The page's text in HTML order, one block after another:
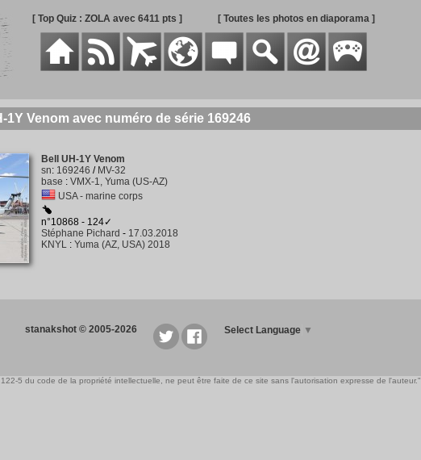
[ Top Quiz : ZOLA avec 6411 pts ] [ Toutes les photos en diaporama ]
1Y Venom avec numéro de série 169246
Bell UH-1Y Venom
sn: 169246 / MV-32
base : VMX-1, Yuma (US-AZ)
USA - marine corps
n°10868 - 124✓
Stéphane Pichard - 17.03.2018
KNYL: Yuma (AZ, USA) 2018
stanakshot © 2005-2026 Select Language ▼
5 du code de la propriété intellectuelle, ne peut être faite de ce site sans l'autorisation expresse de l'auteur."